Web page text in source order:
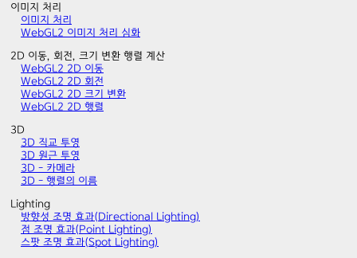
이미지 처리
이미지 처리
WebGL2 이미지 처리 심화
2D 이동, 회전, 크기 변환 행렬 계산
WebGL2 2D 이동
WebGL2 2D 회전
WebGL2 2D 크기 변환
WebGL2 2D 행렬
3D
3D 직교 투영
3D 원근 투영
3D - 카메라
3D - 행렬의 이름
Lighting
방향성 조명 효과(Directional Lighting)
점 조명 효과(Point Lighting)
스팟 조명 효과(Spot Lighting)